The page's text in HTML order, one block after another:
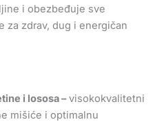
i obezbeđuje sve
za zdrav, dug i energičan
i lososa –visokokvalitetni
mišiće i optimalnu